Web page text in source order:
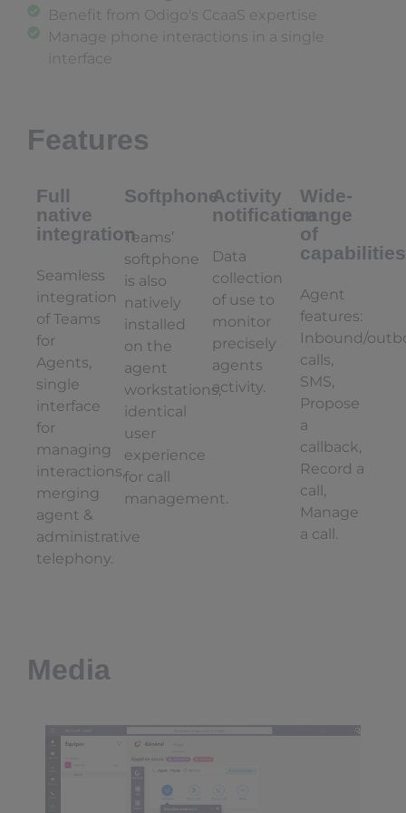
Benefit from Odigo's CcaaS expertise
Manage phone interactions in a single
interface
Features
Full
native
integration
Seamless
integration
of Teams
for
Agents,
single
interface
for
managing
interactions,
merging
agent &
administrative
telephony.
Softphone
Teams’
softphone
is also
natively
installed
on the
agent
workstations,
identical
user
experience
for call
management.
Activity
notification
Data
collection
of use to
monitor
precisely
agents
activity.
Wide-
range
of
capabilities
Agent
features:
Inbound/
calls,
SMS,
Propose
a
callback,
Record a
call,
Manage
a call.
Media